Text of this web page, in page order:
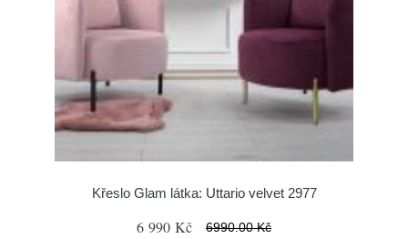
Křeslo Glam látka: Uttario velvet 2977
6 990 Kč 6990.00 Kč